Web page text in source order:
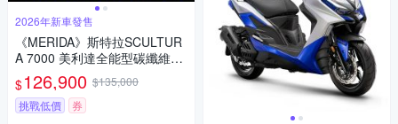
2026年新車發售
《MERIDA》斯特拉SCULTUR
A 7000 美利達全能型碳纖維碟
煞公路車 無附踏板/SRAM無線
變速/碳纖輪組/附功率計/跑車/
美利達2026
$126,900 $135,000
挑戰低價
券